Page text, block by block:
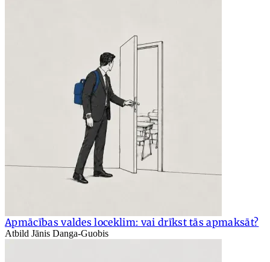
Apmācības valdes loceklim: vai drīkst tās apmaksāt?
Atbild Jānis Danga-Guobis